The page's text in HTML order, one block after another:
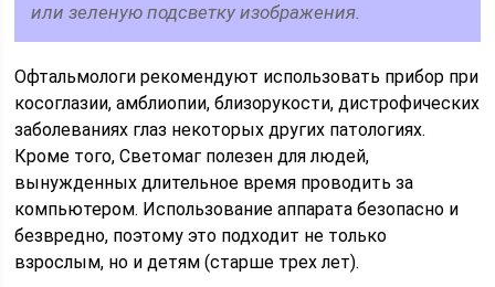
или зеленую подсветку изображения.
Офтальмологи рекомендуют использовать прибор при
косоглазии, амблиопии, близорукости, дистрофических
заболеваниях глаз некоторых других патологиях.
Кроме того, Светомаг полезен для людей,
вынужденных длительное время проводить за
компьютером. Использование аппарата безопасно и
безвредно, поэтому это подходит не только
взрослым, но и детям (старше трех лет).